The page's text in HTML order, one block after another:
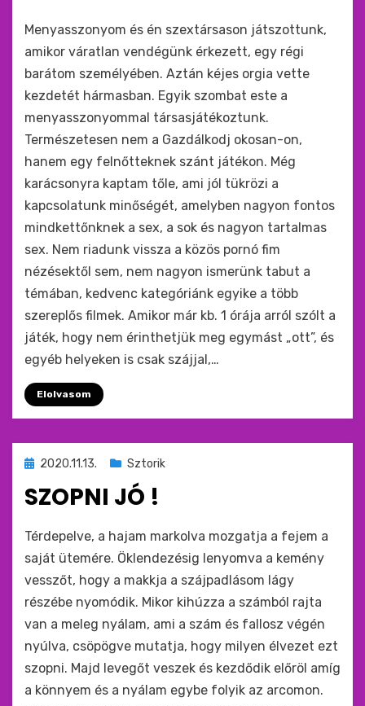
Menyasszonyom és én szextársason játszottunk,
amikor váratlan vendégünk érkezett, egy régi
barátom személyében. Aztán kéjes orgia vette
kezdetét hármasban. Egyik szombat este a
menyasszonyommal társasjátékoztunk.
Természetesen nem a Gazdálkodj okosan-on,
hanem egy felnőtteknek szánt játékon. Még
karácsonyra kaptam tőle, ami jól tükrözi a
kapcsolatunk minőségét, amelyben nagyon fontos
mindkettőnknek a sex, a sok és nagyon tartalmas
sex. Nem riadunk vissza a közös pornó fim
nézésektől sem, nem nagyon ismerünk tabut a
témában, kedvenc kategóriánk egyike a több
szereplős filmek. Amikor már kb. 1 órája arról szólt a
játék, hogy nem érinthetjük meg egymást „ott”, és
egyéb helyeken is csak szájjal,…
Elolvasom
Beküldve
:
2020.11.13. Sztorik
SZOPNI JÓ !
by monkey
Térdepelve, a hajam markolva mozgatja a fejem a
saját ütemére. Öklendezésig lenyomva a kemény
vesszőt, hogy a makkja a szájpadlásom lágy
részébe nyomódik. Mikor kihúzza a számból rajta
van a meleg nyálam, ami a szám és fallosz végén
nyúlva, csöpögve mutatja, hogy milyen élvezet ezt
szopni. Majd levegőt veszek és kezdődik előröl amíg
a könnyem és a nyálam egybe folyik az arcomon.